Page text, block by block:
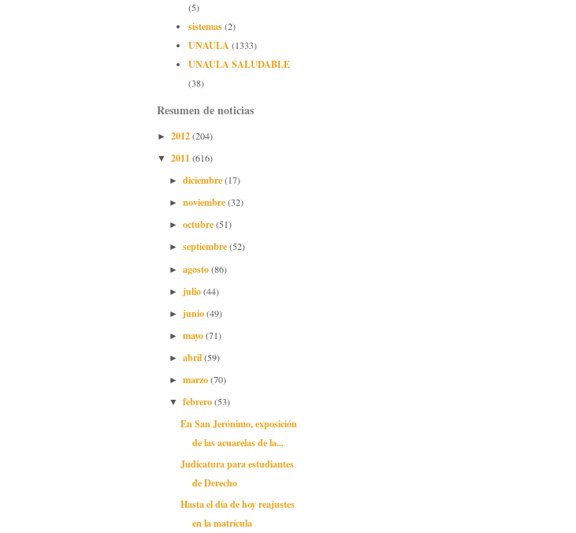
(5)
sistemas(2)
UNAULA(1333)
UNAULA SALUDABLE
(38)
Resumen de noticias
► 2012(204)
▼ 2011(616)
► diciembre(17)
► noviembre(32)
► octubre(51)
► septiembre(52)
► agosto(86)
► julio(44)
► junio(49)
► mayo(71)
► abril(59)
► marzo(70)
▼ febrero(53)
En San Jerónimo, exposición
de las acuarelas de la...
Judicatura para estudiantes
de Derecho
Hasta el día de hoy reajustes
en la matrícula